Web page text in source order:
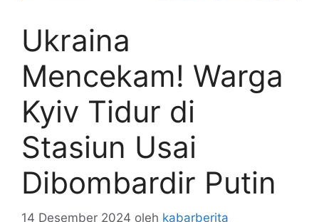
Ukraina
Mencekam! Warga
Kyiv Tidur di
Stasiun Usai
Dibombardir Putin
14 Desember 2024 oleh kabarberita